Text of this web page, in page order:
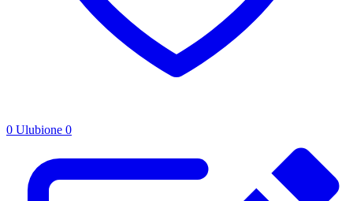
0 Ulubione 0